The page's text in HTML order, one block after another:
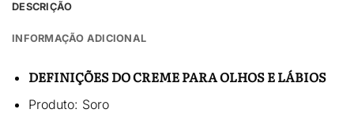
DESCRIÇÃO
INFORMAÇÃO ADICIONAL
DEFINIÇÕES DO CREME PARA OLHOS E LÁBIOS
Produto: Soro